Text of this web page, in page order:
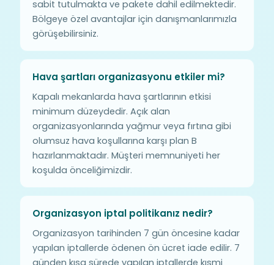
sabit tutulmakta ve pakete dahil edilmektedir.
Bölgeye özel avantajlar için danışmanlarımızla
görüşebilirsiniz.
Hava şartları organizasyonu etkiler mi?
Kapalı mekanlarda hava şartlarının etkisi
minimum düzeydedir. Açık alan
organizasyonlarında yağmur veya fırtına gibi
olumsuz hava koşullarına karşı plan B
hazırlanmaktadır. Müşteri memnuniyeti her
koşulda önceliğimizdir.
Organizasyon iptal politikanız nedir?
Organizasyon tarihinden 7 gün öncesine kadar
yapılan iptallerde ödenen ön ücret iade edilir. 7
günden kısa sürede yapılan iptallerde kısmi